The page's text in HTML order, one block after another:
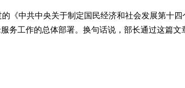
《中共中央关于制定国民经济和社会发展第十四
务工作的总体部署。换句话说，部长通过这篇文